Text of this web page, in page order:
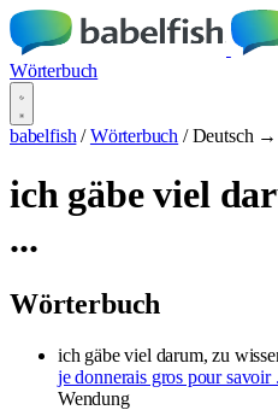
Wörterbuch
babelfish / Wörterbuch / Deutsch →
ich gäbe viel
...
Wörterbuch
ich gäbe viel darum, zu
je donnerais gros pour savoir
Wendung